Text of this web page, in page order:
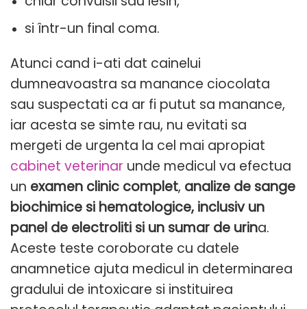
si într-un final coma.
Atunci cand i-ati dat cainelui
dumneavoastra sa manance ciocolata
sau suspectati ca ar fi putut sa manance,
iar acesta se simte rau, nu evitati sa
mergeti de urgenta la cel mai apropiat
cabinet veterinar unde medicul va efectua
un examen clinic complet, analize de sange
biochimice si hematologice, inclusiv un
panel de electroliti si un sumar de urina.
Aceste teste coroborate cu datele
anamnetice ajuta medicul in determinarea
gradului de intoxicare si instituirea